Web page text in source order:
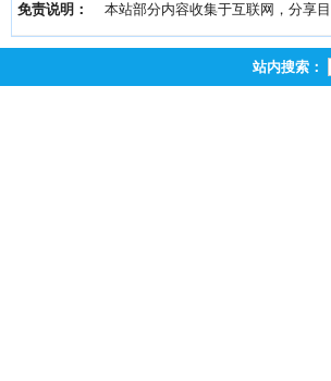
免责说明： 本站部分内容收集于互联网，分享
站内搜索：